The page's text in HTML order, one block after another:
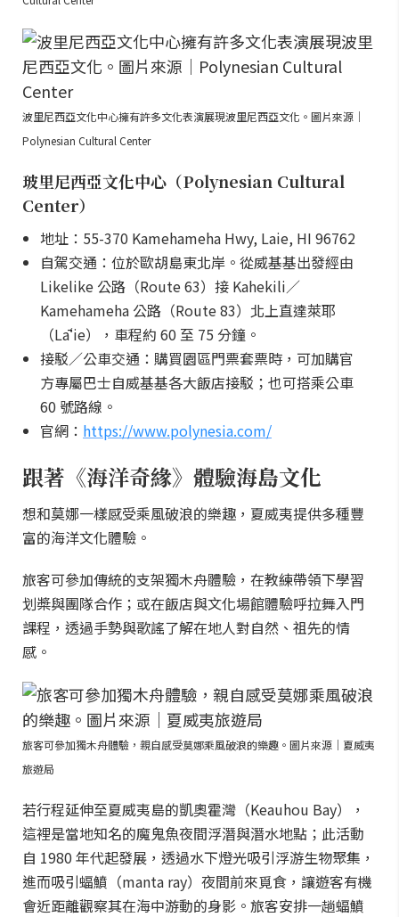
波里尼西亞文化中心擁有許多文化表演展現波里尼西亞文化。圖片來源｜
Polynesian Cultural Center
玻里尼西亞文化中心（Polynesian Cultural
Center）
地址：55-370 Kamehameha Hwy, Laie, HI 96762
自駕交通：位於歐胡島東北岸。從威基基出發經由
Likelike 公路（Route 63）接 Kahekili／
Kamehameha 公路（Route 83）北上直達萊耶
（Lāʻie），車程約 60 至 75 分鐘。
接駁／公車交通：購買園區門票套票時，可加購官
方專屬巴士自威基基各大飯店接駁；也可搭乘公車
60 號路線。
官網： https://www.polynesia.com/
跟著《海洋奇緣》體驗海島文化
想和莫娜一樣感受乘風破浪的樂趣，夏威夷提供多種豐
富的海洋文化體驗。
旅客可參加傳統的支架獨木舟體驗，在教練帶領下學習
划槳與團隊合作；或在飯店與文化場館體驗呼拉舞入門
課程，透過手勢與歌謠了解在地人對自然、祖先的情
感。
旅客可參加獨木舟體驗，親自感受莫娜乘風破浪的樂趣。圖片來源｜夏威夷
旅遊局
若行程延伸至夏威夷島的凱奧霍灣（Keauhou Bay），
這裡是當地知名的魔鬼魚夜間浮潛與潛水地點；此活動
自 1980 年代起發展，透過水下燈光吸引浮游生物聚集，
進而吸引蝠鱝（manta ray）夜間前來覓食，讓遊客有機
會近距離觀察其在海中游動的身影。旅客安排一趟蝠鱝